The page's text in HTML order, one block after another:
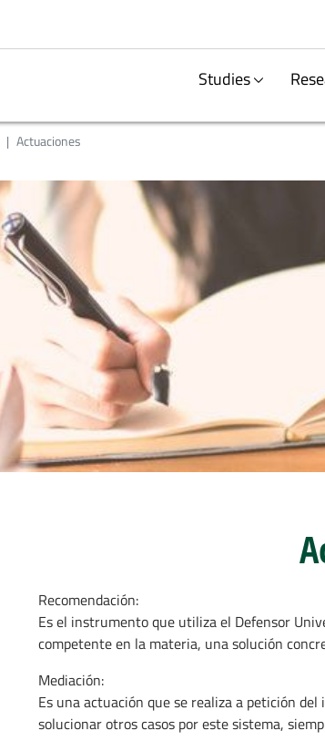
Studies
Actuaciones
Recomendación:
Es el instrumento que utiliza el Defensor
competente en la materia, una solución
Mediación:
Es una actuación que se realiza a petición
solucionar otros casos por este sistema,